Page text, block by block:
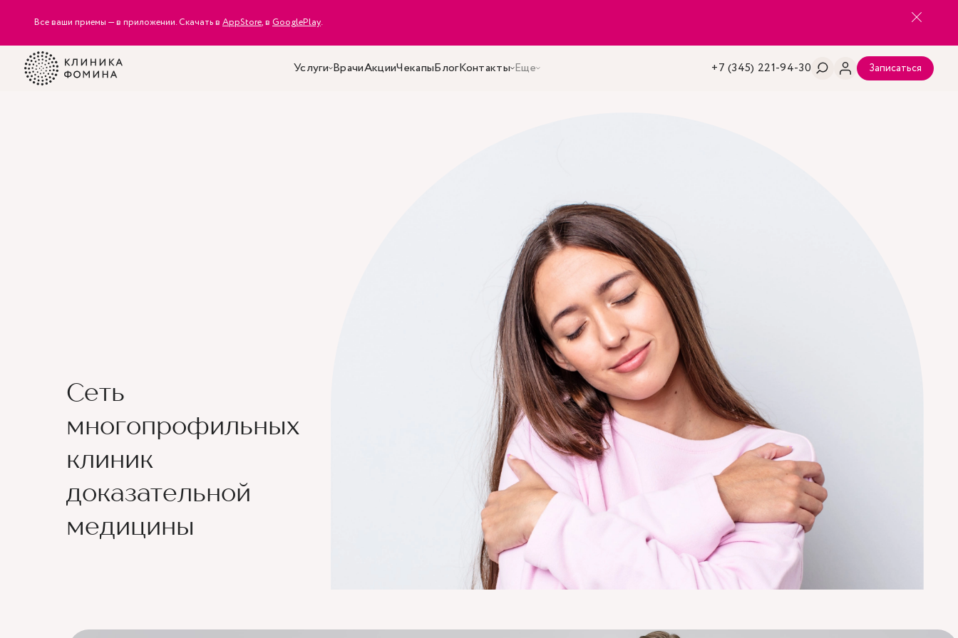
Все ваши приемы — в приложении. Скачать в AppStore, в GooglePlay.
Услуги ВрачиАкцииЧекапыБлогКонтакты Еще +7 (345) 221-94-30 Записаться
Сеть
многопрофильных
клиник
доказательной
медицины